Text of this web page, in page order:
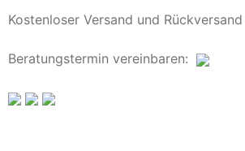
Kostenloser Versand und Rückversand
Beratungstermin vereinbaren: